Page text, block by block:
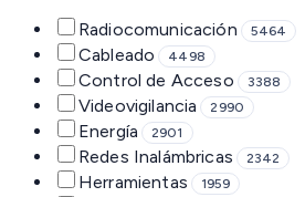
Radiocomunicación 5464
Cableado 4498
Control de Acceso 3388
Videovigilancia 2990
Energía 2901
Redes Inalámbricas 2342
Herramientas 1959